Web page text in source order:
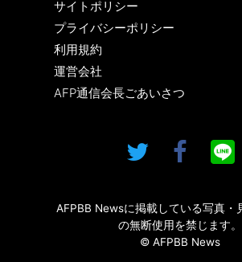
サイトポリシー
プライバシーポリシー
利用規約
運営会社
AFP通信会長ごあいさつ
AFPBB Newsに掲載している写真・
の無断使用を禁じます。
© AFPBB News